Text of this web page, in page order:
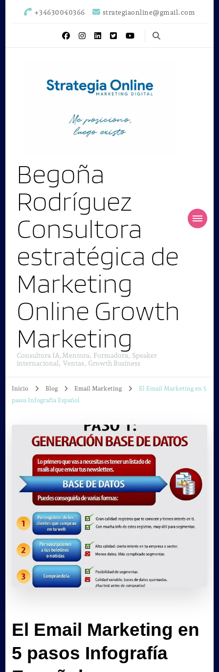
+34630040366 strategiaonline@gmail.com
Begoña
Rodríguez
Consultora
estratégica de
Marketing
Online Growth
Marketing
Consultora IA,Mentora, Formadora, Speaker
internacional, Ventas, Growth Business
Inicio Blog Email Marketing
El Email Marketing en 5
pasos Infografía Español
El Email Marketing en
5 pasos Infografía